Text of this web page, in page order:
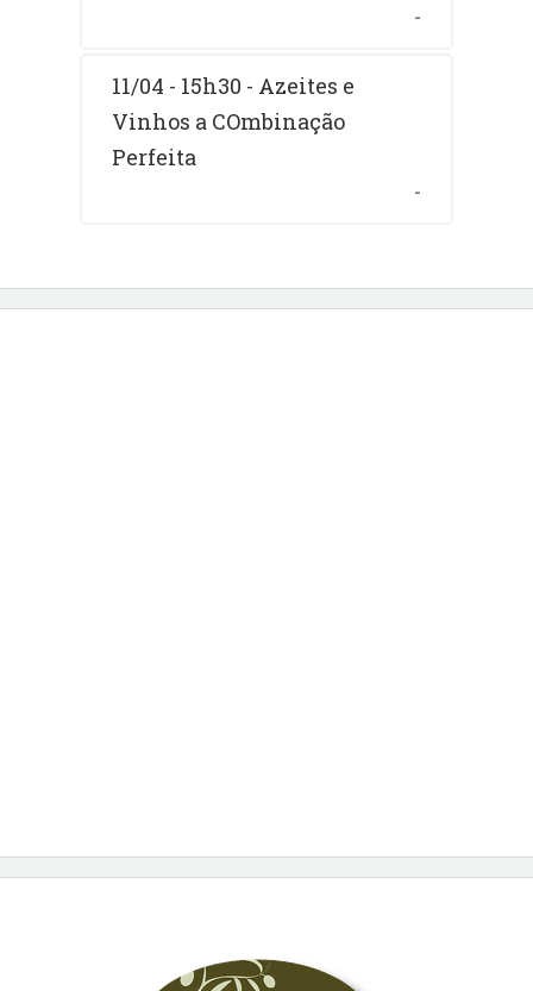
-
11/04 - 15h30 - Azeites e
Vinhos a COmbinação
Perfeita
-